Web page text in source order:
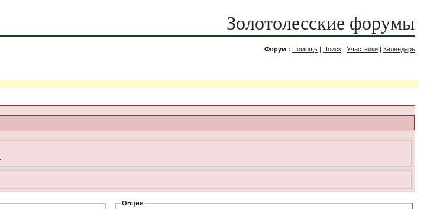
Золотолесские форумы
Форум : Помощь | Поиск | Участники | Календарь
Опции